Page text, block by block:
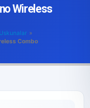
Wireless
Uskunalar »
Combo